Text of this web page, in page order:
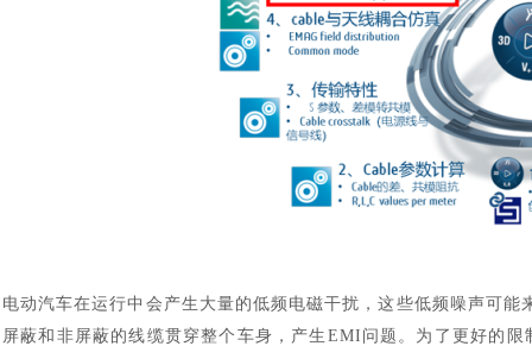
电动汽车在运行中会产生大量的低频电磁干扰，这些低频噪声可能
屏蔽和非屏蔽的线缆贯穿整个车身，产生EMI问题。为了更好的